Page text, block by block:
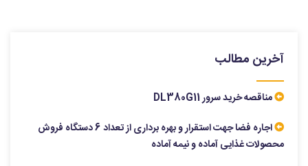
آخرین مطالب
مناقصه خرید سرور DL380G11
اجاره فضا جهت استقرار و بهره برداری از تعداد 6 دستگاه فروش
محصولات غذایی آماده و نیمه آماده